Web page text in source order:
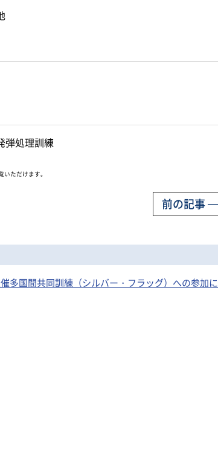
弾処理訓練
ただけます。
前の記事
多国間共同訓練（シルバー・フラッグ）への参加に